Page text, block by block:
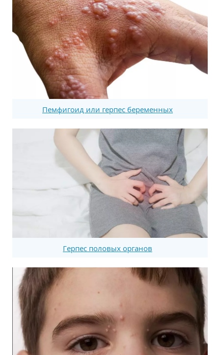
Пемфигоид или герпес беременных
Герпес половых органов